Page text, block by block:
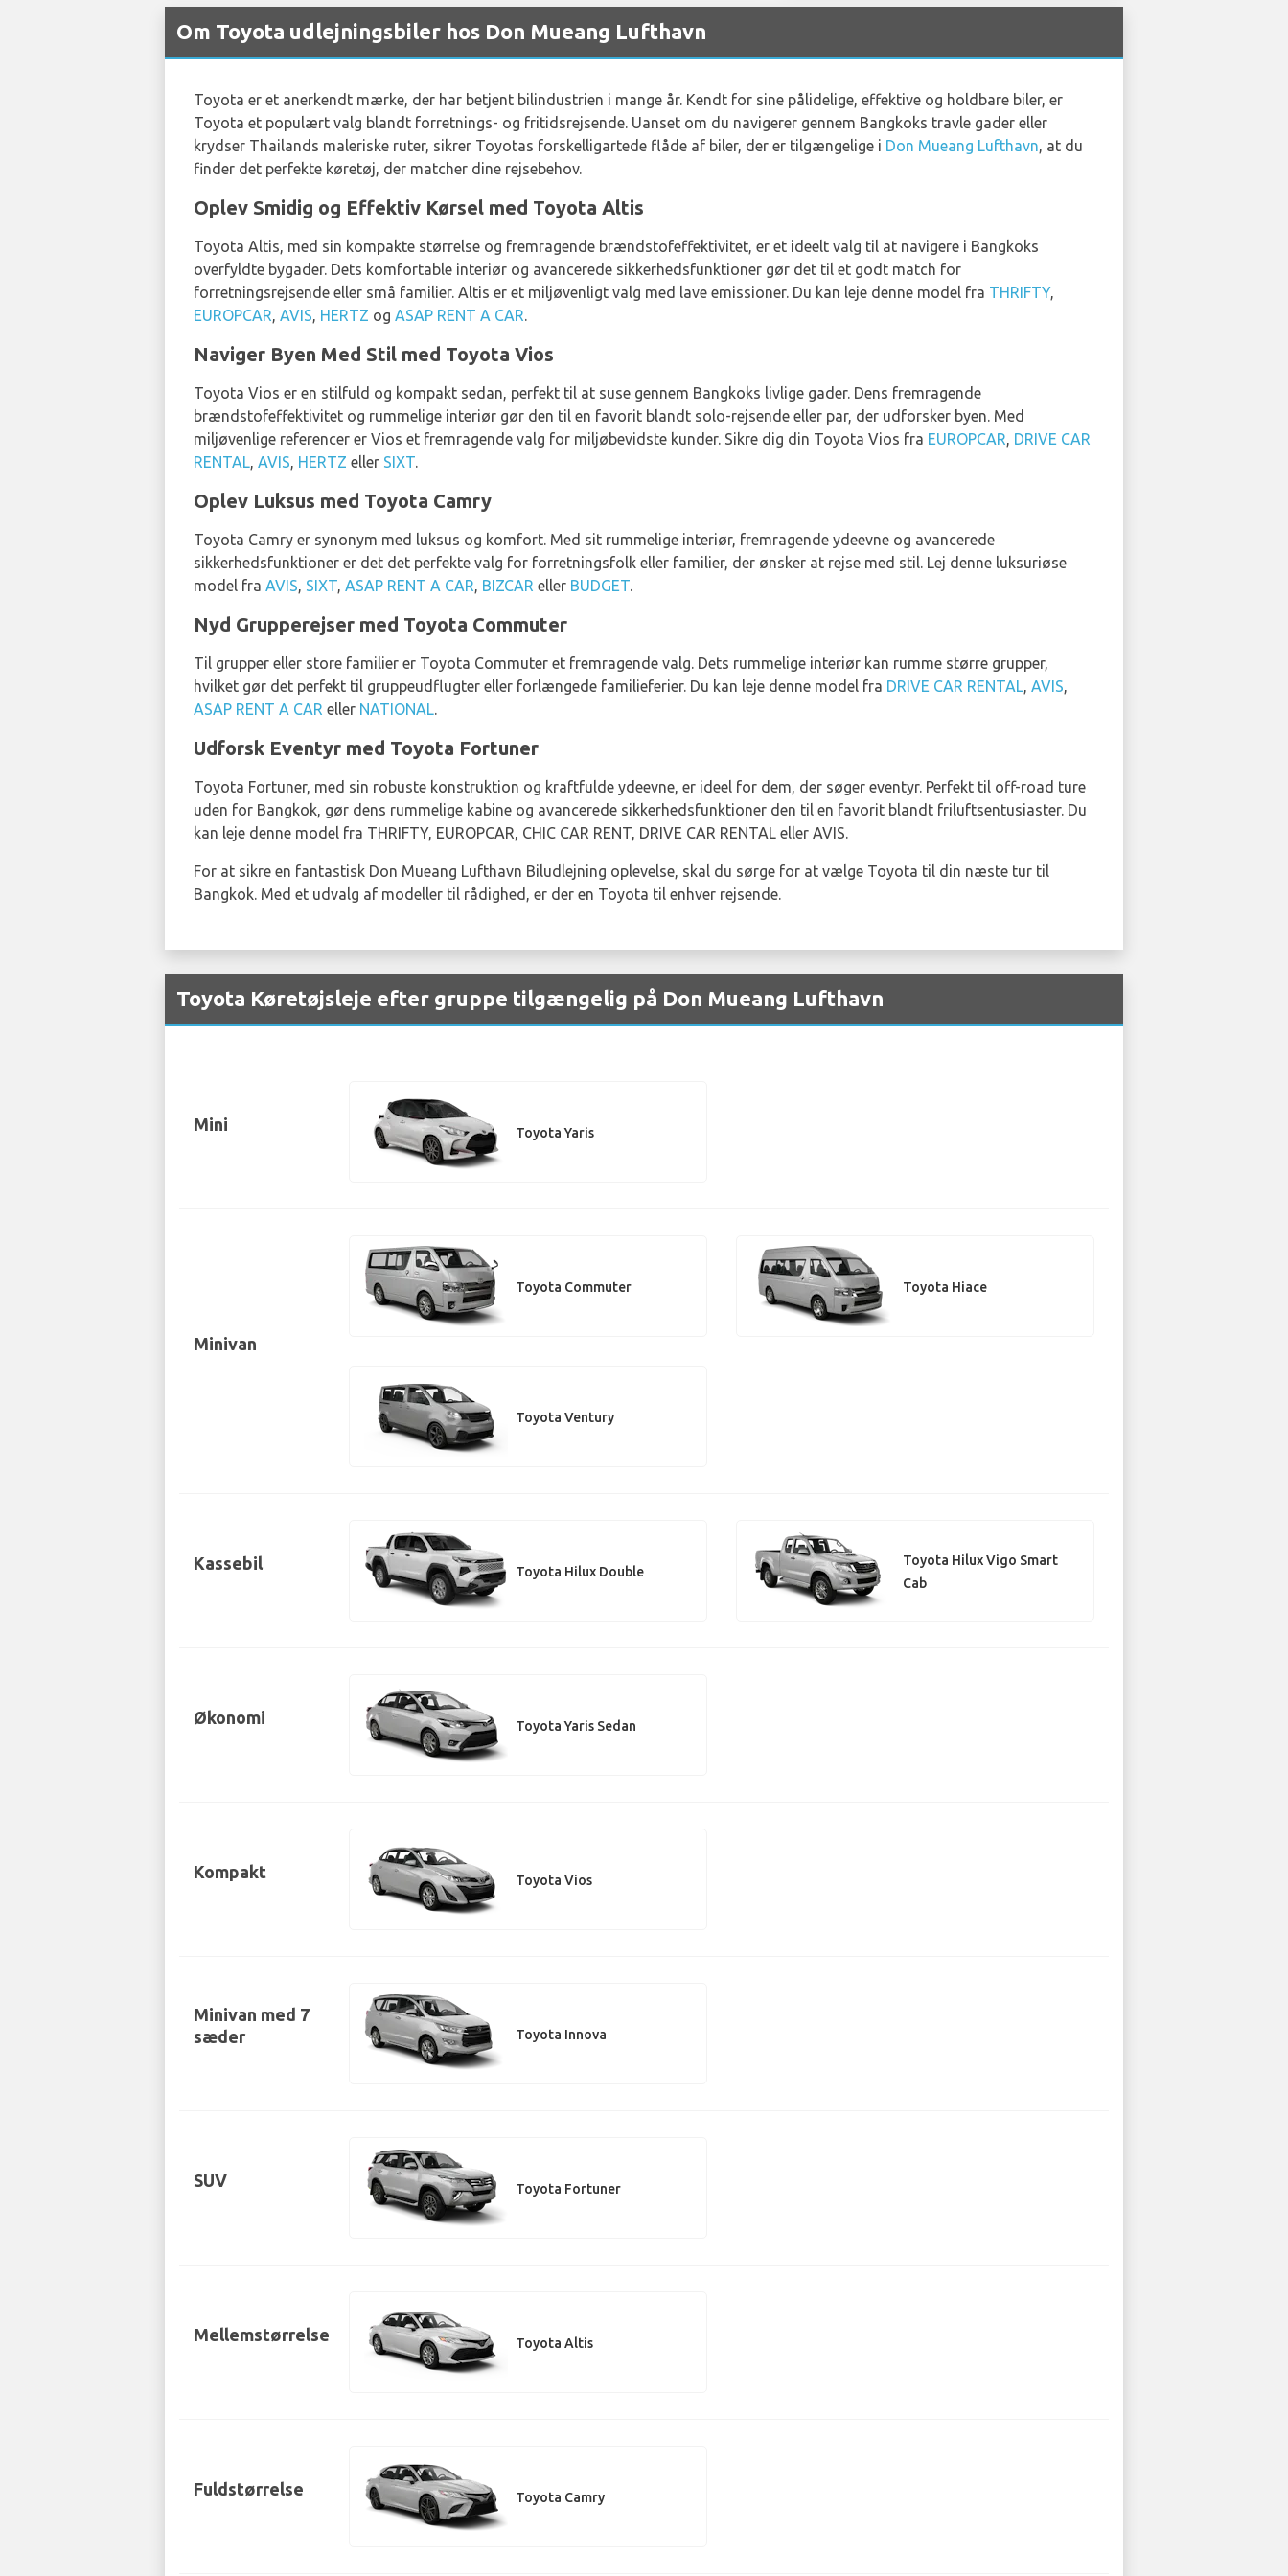
Om Toyota udlejningsbiler hos Don Mueang Lufthavn
Toyota er et anerkendt mærke, der har betjent bilindustrien i mange år. Kendt for sine pålidelige, effektive og holdbare biler, er
Toyota et populært valg blandt forretnings- og fritidsrejsende. Uanset om du navigerer gennem Bangkoks travle gader eller
krydser Thailands maleriske ruter, sikrer Toyotas forskelligartede flåde af biler, der er tilgængelige i Don Mueang Lufthavn, at du
finder det perfekte køretøj, der matcher dine rejsebehov.
Oplev Smidig og Effektiv Kørsel med Toyota Altis
Toyota Altis, med sin kompakte størrelse og fremragende brændstofeffektivitet, er et ideelt valg til at navigere i Bangkoks
overfyldte bygader. Dets komfortable interiør og avancerede sikkerhedsfunktioner gør det til et godt match for
forretningsrejsende eller små familier. Altis er et miljøvenligt valg med lave emissioner. Du kan leje denne model fra THRIFTY,
EUROPCAR, AVIS, HERTZ og ASAP RENT A CAR.
Naviger Byen Med Stil med Toyota Vios
Toyota Vios er en stilfuld og kompakt sedan, perfekt til at suse gennem Bangkoks livlige gader. Dens fremragende
brændstofeffektivitet og rummelige interiør gør den til en favorit blandt solo-rejsende eller par, der udforsker byen. Med
miljøvenlige referencer er Vios et fremragende valg for miljøbevidste kunder. Sikre dig din Toyota Vios fra EUROPCAR, DRIVE CAR
RENTAL, AVIS, HERTZ eller SIXT.
Oplev Luksus med Toyota Camry
Toyota Camry er synonym med luksus og komfort. Med sit rummelige interiør, fremragende ydeevne og avancerede
sikkerhedsfunktioner er det det perfekte valg for forretningsfolk eller familier, der ønsker at rejse med stil. Lej denne luksuriøse
model fra AVIS, SIXT, ASAP RENT A CAR, BIZCAR eller BUDGET.
Nyd Grupperejser med Toyota Commuter
Til grupper eller store familier er Toyota Commuter et fremragende valg. Dets rummelige interiør kan rumme større grupper,
hvilket gør det perfekt til gruppeudflugter eller forlængede familieferier. Du kan leje denne model fra DRIVE CAR RENTAL, AVIS,
ASAP RENT A CAR eller NATIONAL.
Udforsk Eventyr med Toyota Fortuner
Toyota Fortuner, med sin robuste konstruktion og kraftfulde ydeevne, er ideel for dem, der søger eventyr. Perfekt til off-road ture
uden for Bangkok, gør dens rummelige kabine og avancerede sikkerhedsfunktioner den til en favorit blandt friluftsentusiaster. Du
kan leje denne model fra THRIFTY, EUROPCAR, CHIC CAR RENT, DRIVE CAR RENTAL eller AVIS.
For at sikre en fantastisk Don Mueang Lufthavn Biludlejning oplevelse, skal du sørge for at vælge Toyota til din næste tur til
Bangkok. Med et udvalg af modeller til rådighed, er der en Toyota til enhver rejsende.
Toyota Køretøjsleje efter gruppe tilgængelig på Don Mueang Lufthavn
Mini Toyota Yaris
Minivan
Toyota Commuter Toyota Hiace
Toyota Ventury
Kassebil Toyota Hilux Double
Toyota Hilux Vigo Smart
Cab
Økonomi Toyota Yaris Sedan
Kompakt Toyota Vios
Minivan med 7
sæder
Toyota Innova
SUV Toyota Fortuner
Mellemstørrelse Toyota Altis
Fuldstørrelse Toyota Camry